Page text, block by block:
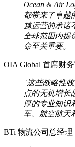
Ocean & Air
都带来了卓越
越运营的承诺
全球范围内提
命至关重要。
OIA Global 首席财务
"这些战略性
点的无机增长
厚的专业知识
车、航空航天
BTi 物流公司总经理